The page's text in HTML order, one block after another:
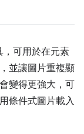
，可用於在元素
並讓圖片重複顯
變得更強大，可
條件式圖片載入